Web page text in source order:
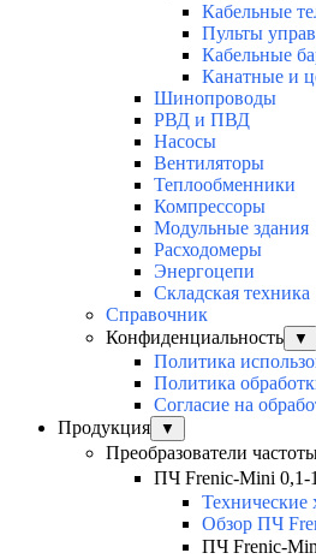
Кабельные
Пульты
Кабельные
Канатные и
Шинопроводы
РВД и ПВД
Насосы
Вентиляторы
Теплообменники
Компрессоры
Модульные здания
Расходомеры
Энергоцепи
Складская техника
Справочник
Конфиденциальность
▼
Политика
Политика
Согласие на
Продукция
▼
Преобразователи
ПЧ Frenic-Mini 0,1-
Технические
Обзор ПЧ
ПЧ Frenic-